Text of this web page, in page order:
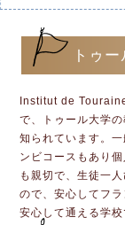
トゥ
Institut de
で、トゥール大学
知られています。
ンビコースもあり
も親切で、生徒一
ので、安心してフ
安心して通える学校